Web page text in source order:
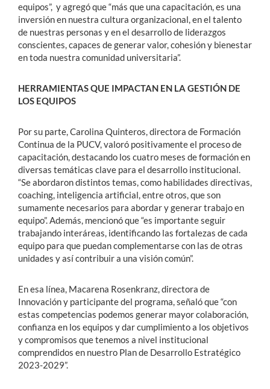
equipos”, y agregó que “más que una capacitación, es una
inversión en nuestra cultura organizacional, en el talento
de nuestras personas y en el desarrollo de liderazgos
conscientes, capaces de generar valor, cohesión y bienestar
en toda nuestra comunidad universitaria”.
HERRAMIENTAS QUE IMPACTAN EN LA GESTIÓN DE
LOS EQUIPOS
Por su parte, Carolina Quinteros, directora de Formación
Continua de la PUCV, valoró positivamente el proceso de
capacitación, destacando los cuatro meses de formación en
diversas temáticas clave para el desarrollo institucional.
“Se abordaron distintos temas , como habilidades directivas,
coaching, inteligencia artificial, entre otros, que son
sumamente necesarios para abordar y generar trabajo en
equipo”. Además, mencionó que “es importante seguir
trabajando interáreas, identificando las fortalezas de cada
equipo para que puedan complementarse con las de otras
unidades y así contribuir a una visión común”.
En esa línea, Macarena Rosenkranz, directora de
Innovación y participante del programa, señaló que “con
estas competencias podemos generar mayor colaboración,
confianza en los equipos y dar cumplimiento a los objetivos
y compromisos que tenemos a nivel institucional
comprendidos en nuestro Plan de Desarrollo Estratégico
2023-2029”.